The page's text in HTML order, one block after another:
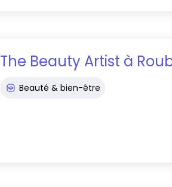
The Beauty Artist à
Beauté & bien-être